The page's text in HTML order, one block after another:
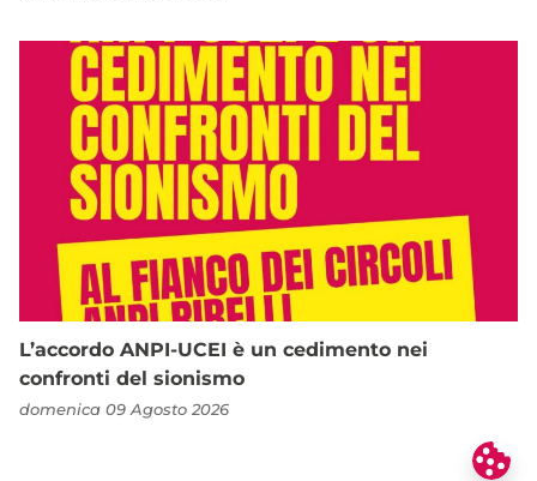
L’accordo ANPI-UCEI è un cedimento nei
confronti del sionismo
domenica 09 Agosto 2026